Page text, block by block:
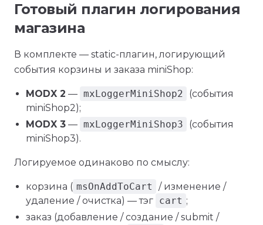
Готовый плагин логирования
магазина
В комплекте — static-плагин, логирующий
события корзины и заказа miniShop:
MODX 2 — mxLoggerMiniShop2
(события
miniShop2);
MODX 3 — mxLoggerMiniShop3
(события
miniShop3).
Логируемое одинаково по смыслу:
корзина ( msOnAddToCart
/ изменение /
удаление / очистка) — тэг cart ;
заказ (добавление / создание / submit /